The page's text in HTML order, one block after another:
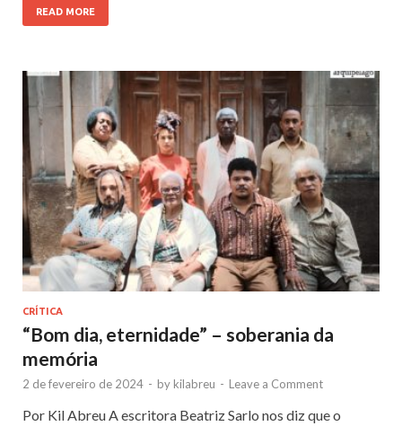
READ MORE
CRÍTICA
“Bom dia, eternidade” – soberania da
memória
2 de fevereiro de 2024 - by kilabreu - Leave a Comment
Por Kil Abreu A escritora Beatriz Sarlo nos diz que o